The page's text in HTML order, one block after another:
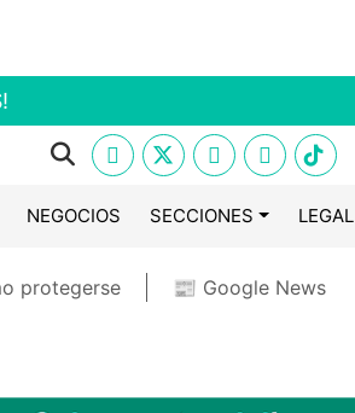
NEGOCIOS SECCIONES LEGAL
protegerse 📰 Google News